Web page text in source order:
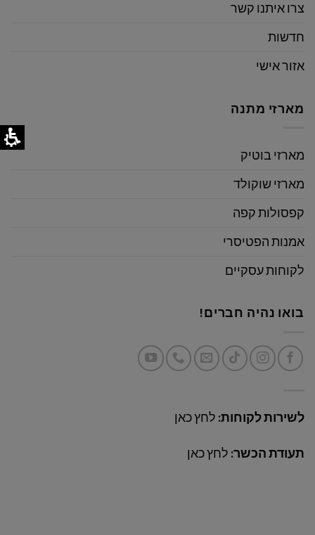
צרו איתנו קשר
חדשות
אזור אישי
מארזי מתנה
מארזי בוטיק
מארזי שוקולד
קפסולות קפה
אמנות הפטיסרי
לקוחות עסקיים
בואו נהיה חברים!
לשירות לקוחות: לחץ כאן
תעודת הכשר: לחץ כאן